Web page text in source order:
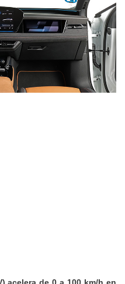
acelera de 0 a 100 km/h en